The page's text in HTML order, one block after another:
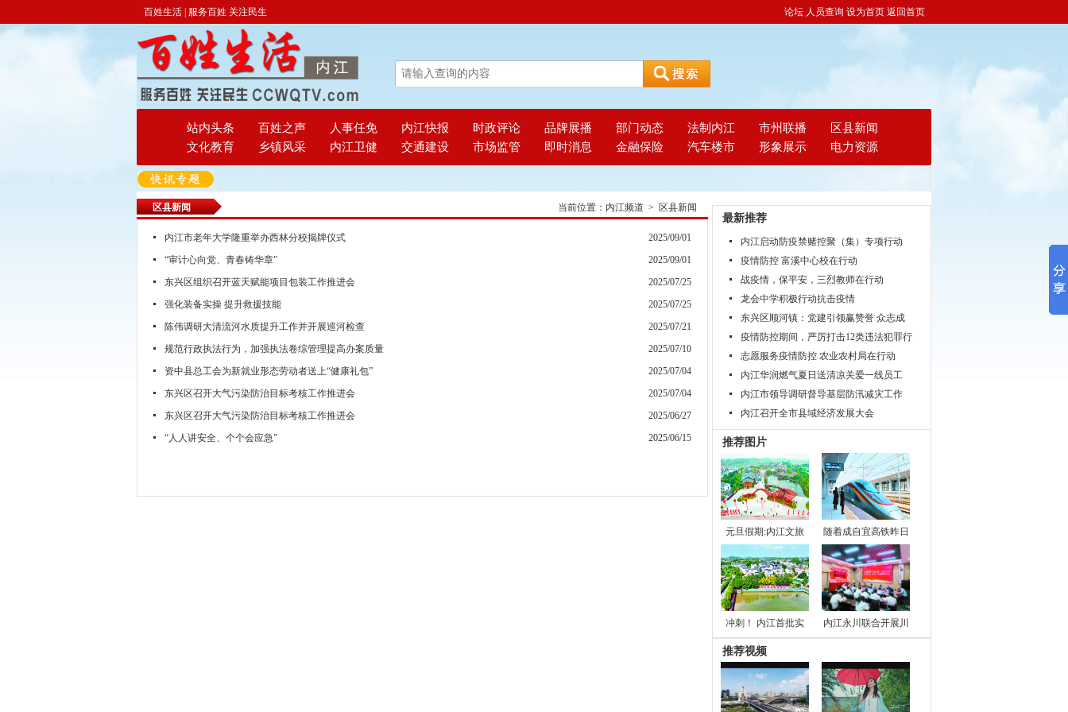
百姓生活 | 服务百姓 关注民生 论坛 人员查询 设为首页 返回首页
站内头条 百姓之声 人事任免 内江快报 时政评论 品牌展播 部门动态 法制内江 市州联播
区县新闻
文化教育
乡镇风采 内江卫健 交通建设 市场监管 即时消息 金融保险 汽车楼市 形象展示 电力资源
区县新闻 当前位置： 内江频道 > 区县新闻
内江市老年大学隆重举办西林分校揭牌仪式
2025/09/01
“审计心向党、青春铸华章”
2025/09/01
东兴区组织召开蓝天赋能项目包装工作推进会
2025/07/25
强化装备实操 提升救援技能
2025/07/25
陈伟调研大清流河水质提升工作并开展巡河检查
2025/07/21
规范行政执法行为，加强执法卷综管理提高办案质量
2025/07/10
资中县总工会为新就业形态劳动者送上“健康礼包”
2025/07/04
东兴区召开大气污染防治目标考核工作推进会
2025/07/04
东兴区召开大气污染防治目标考核工作推进会
2025/06/27
“人人讲安全、个个会应急”
2025/06/15
最新推荐
内江启动防疫禁赌控聚（集）专项行动
疫情防控 富溪中心校在行动
战疫情，保平安，三烈教师在行动
龙会中学积极行动抗击疫情
东兴区顺河镇：党建引领赢赞誉 众志成
疫情防控期间，严厉打击12类违法犯罪行
志愿服务疫情防控 农业农村局在行动
内江华润燃气夏日送清凉关爱一线员工
内江市领导调研督导基层防汛减灾工作
内江召开全市县域经济发展大会
推荐图片
元旦假期:内江文旅 随着成自宜高铁昨日
冲刺！ 内江首批实 内江永川联合开展川
推荐视频